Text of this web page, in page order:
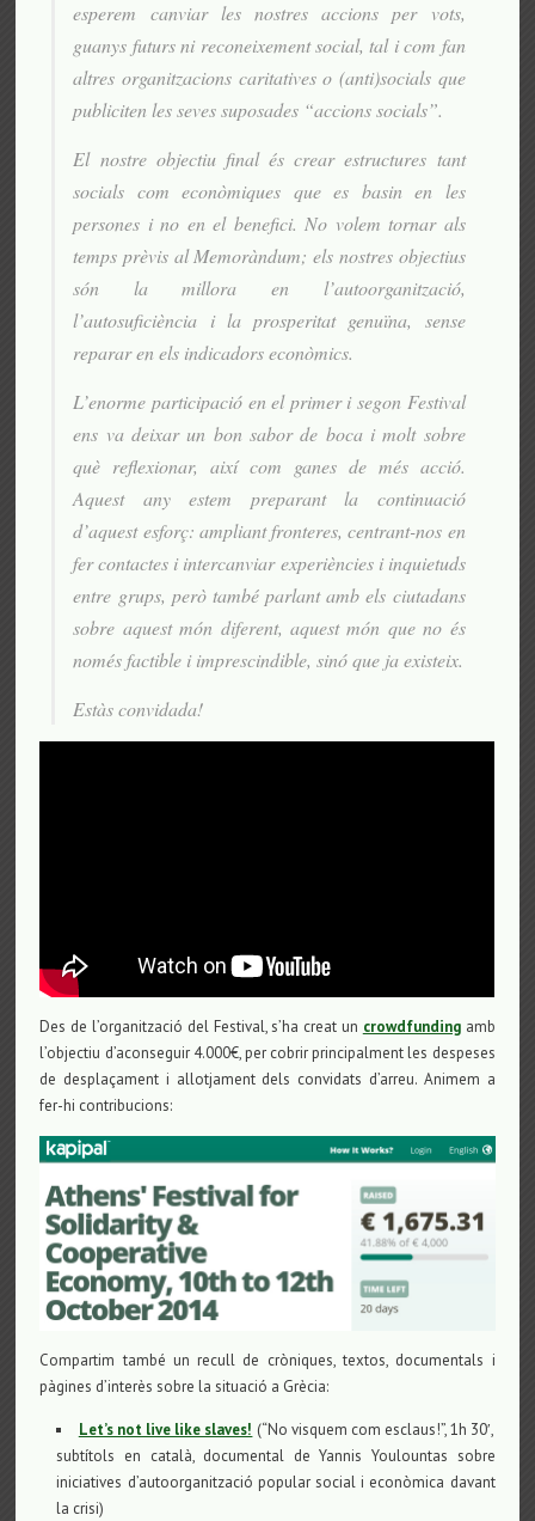
esperem canviar les nostres accions per vots,
guanys futurs ni reconeixement social, tal i com fan
altres organitzacions caritatives o (anti)socials que
publiciten les seves suposades “accions socials”.
El nostre objectiu final és crear estructures tant
socials com econòmiques que es basin en les
persones i no en el benefici. No volem tornar als
temps prèvis al Memoràndum; els nostres objectius
són la millora en l’autoorganització,
l’autosuficiència i la prosperitat genuïna, sense
reparar en els indicadors econòmics.
L’enorme participació en el primer i segon Festival
ens va deixar un bon sabor de boca i molt sobre
què reflexionar, així com ganes de més acció.
Aquest any estem preparant la continuació
d’aquest esforç: ampliant fronteres, centrant-nos en
fer contactes i intercanviar experiències i inquietuds
entre grups, però també parlant amb els ciutadans
sobre aquest món diferent, aquest món que no és
només factible i imprescindible, sinó que ja existeix.
Estàs convidada!
Des de l’organització del Festival, s’ha creat un crowdfundingamb
l’objectiu d’aconseguir 4.000€, per cobrir principalment les despeses
de desplaçament i allotjament dels convidats d’arreu. Animem a
fer-hi contribucions:
Compartim també un recull de cròniques, textos, documentals i
pàgines d’interès sobre la situació a Grècia:
Let’s not live like slaves! (“No visquem com esclaus!”, 1h 30′,
subtítols en català, documental de Yannis Youlountas sobre
iniciatives d’autoorganització popular social i econòmica davant
la crisi)